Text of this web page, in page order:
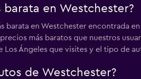
barata en Westchester?
barata en Westchester encontrada
más baratos que nuestros
Ángeles que visites y el tipo de
de Westchester?